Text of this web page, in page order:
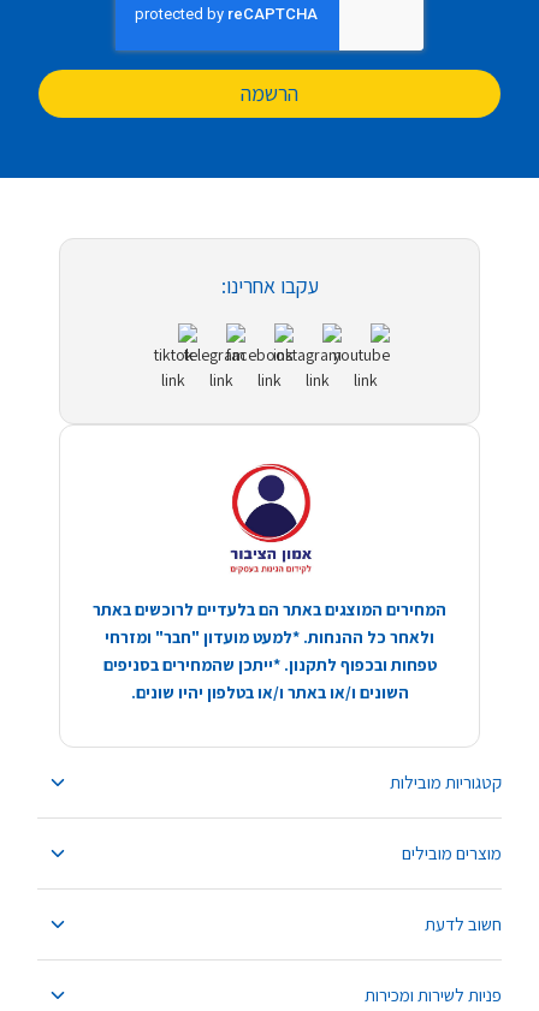
הרשמה
קטגוריות מובילות
מוצרים מובילים
חשוב לדעת
פניות לשירות ומכירות
עקבו אחרינו:
המחירים המוצגים באתר הם בלעדיים לרוכשים באתר
ולאחר כל ההנחות. *למעט מועדון "חבר" ומזרחי
טפחות ובכפוף לתקנון. *ייתכן שהמחירים בסניפים
השונים ו/או באתר ו/או בטלפון יהיו שונים.